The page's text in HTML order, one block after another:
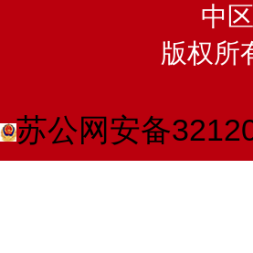
中
版权所
苏公网安备